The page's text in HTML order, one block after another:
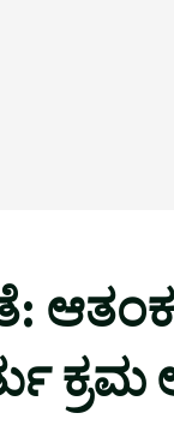
ಕ್ರಮ